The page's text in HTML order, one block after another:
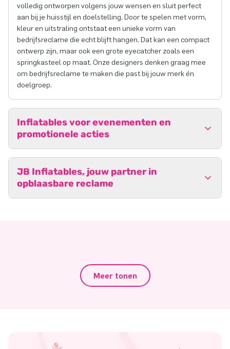
volledig ontworpen volgens jouw wensen en sluit perfect
aan bij je huisstijl en doelstelling. Door te spelen met vorm,
kleur en uitstraling ontstaat een unieke vorm van
bedrijfsreclame die echt blijft hangen. Dat kan een compact
ontwerp zijn, maar ook een grote eyecatcher zoals een
springkasteel op maat. Onze designers denken graag mee
om bedrijfsreclame te maken die past bij jouw merk én
doelgroep.
Inflatables voor evenementen en
promotionele acties
JB Inflatables, jouw partner in
opblaasbare reclame
Meer tonen